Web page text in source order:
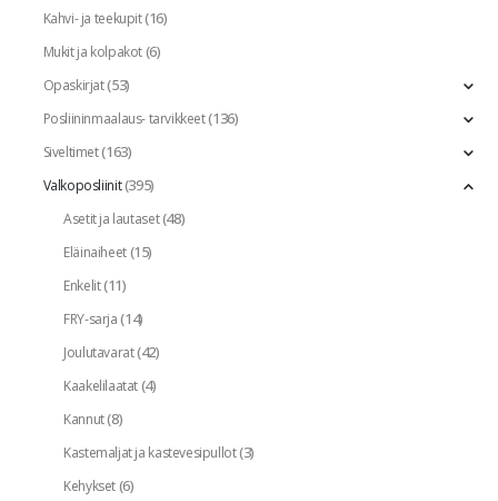
Kahvi- ja teekupit(16)
Mukit ja kolpakot(6)
Opaskirjat(53)
Posliininmaalaus- tarvikkeet(136)
Siveltimet(163)
Valkoposliinit(395)
Asetit ja lautaset(48)
Eläinaiheet(15)
Enkelit(11)
FRY-sarja(14)
Joulutavarat(42)
Kaakelilaatat(4)
Kannut(8)
Kastemaljat ja kastevesipullot(3)
Kehykset(6)